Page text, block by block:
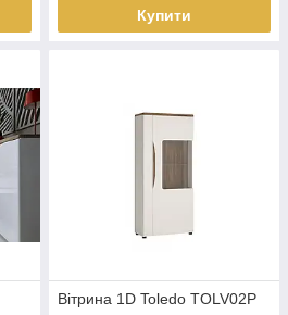
Купити
Вітрина 1D Toledo TOLV02P